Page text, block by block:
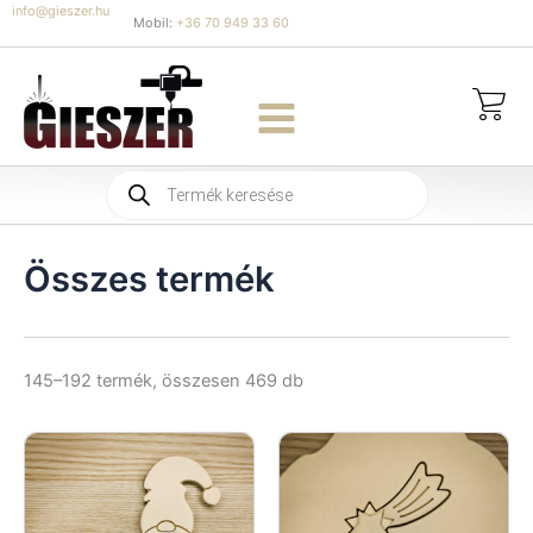
Skip
to
content
info@gieszer.hu
Mobil: +36 70 949 33 60
Products
search
Összes termék
145–192 termék, összesen 469 dbSorted